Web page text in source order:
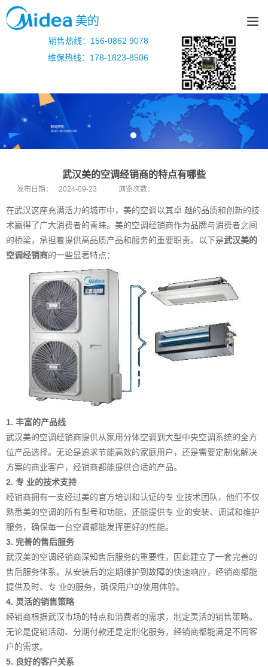
美的
销售热线：156-0862 9078
维保热线：178-1823-8506
武汉美的空调经销商的特点有哪些
发布日期： 2024-09-23 浏览次数：
在武汉这座充满活力的城市中，美的空调以其卓 越的品质和创新的技
术赢得了广大消费者的青睐。美的空调经销商作为品牌与消费者之间
的桥梁，承担着提供高品质产品和服务的重要职责。以下是武汉美的
空调经销商的一些显著特点：
1. 丰富的产品线
武汉美的空调经销商提供从家用分体空调到大型中央空调系统的全方
位产品选择。无论是追求节能高效的家庭用户，还是需要定制化解决
方案的商业客户，经销商都能提供合适的产品。
2. 专 业的技术支持
经销商拥有一支经过美的官方培训和认证的专 业技术团队，他们不仅
熟悉美的空调的所有型号和功能，还能提供专 业的安装、调试和维护
服务，确保每一台空调都能发挥更好的性能。
3. 完善的售后服务
武汉美的空调经销商深知售后服务的重要性，因此建立了一套完善的
售后服务体系。从安装后的定期维护到故障的快速响应，经销商都能
提供及时、专 业的服务，确保用户的使用体验。
4. 灵活的销售策略
经销商根据武汉市场的特点和消费者的需求，制定灵活的销售策略。
无论是促销活动、分期付款还是定制化服务，经销商都能满足不同客
户的需求。
5. 良好的客户关系